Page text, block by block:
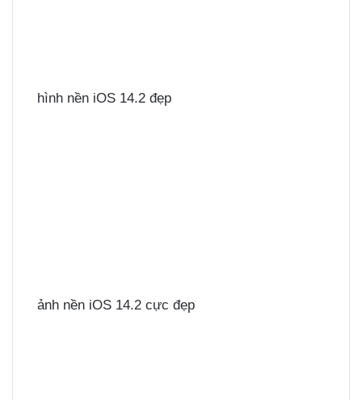
hình nền iOS 14.2 đẹp
ảnh nền iOS 14.2 cực đẹp